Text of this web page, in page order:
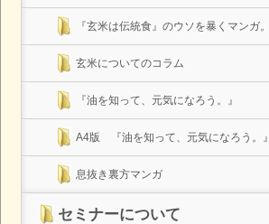
『玄米は伝統食』のウソを暴くマンガ。
玄米についてのコラム
『油を知って、元気になろう。』
A4版 『油を知って、元気になろう。』
息抜き裏方マンガ
セミナーについて